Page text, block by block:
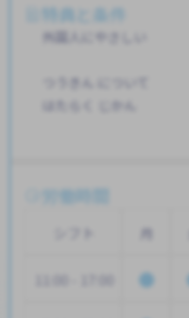
特典と条件
外国人にやさしい
つうきん について
はたらく じかん
労働時間
月